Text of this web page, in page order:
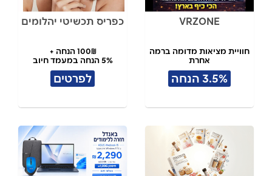
VRZONE
חוויית מציאות מדומה ברמה
אחרת
3.5% הנחה
כפריס תכשיטי יהלומים
100₪ הנחה +
5% הנחה במעמד חיוב
לפרטים